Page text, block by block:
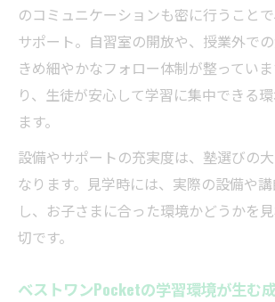
のコミュニケーションも密に行うこと
サポート。自習室の開放や、授業外での
きめ細やかなフォロー体制が整ってい
り、生徒が安心して学習に集中できる
ます。
設備やサポートの充実度は、塾選びの
なります。見学時には、実際の設備や
し、お子さまに合った環境かどうかを
切です。
ベストワンPocketの学習環境が生む